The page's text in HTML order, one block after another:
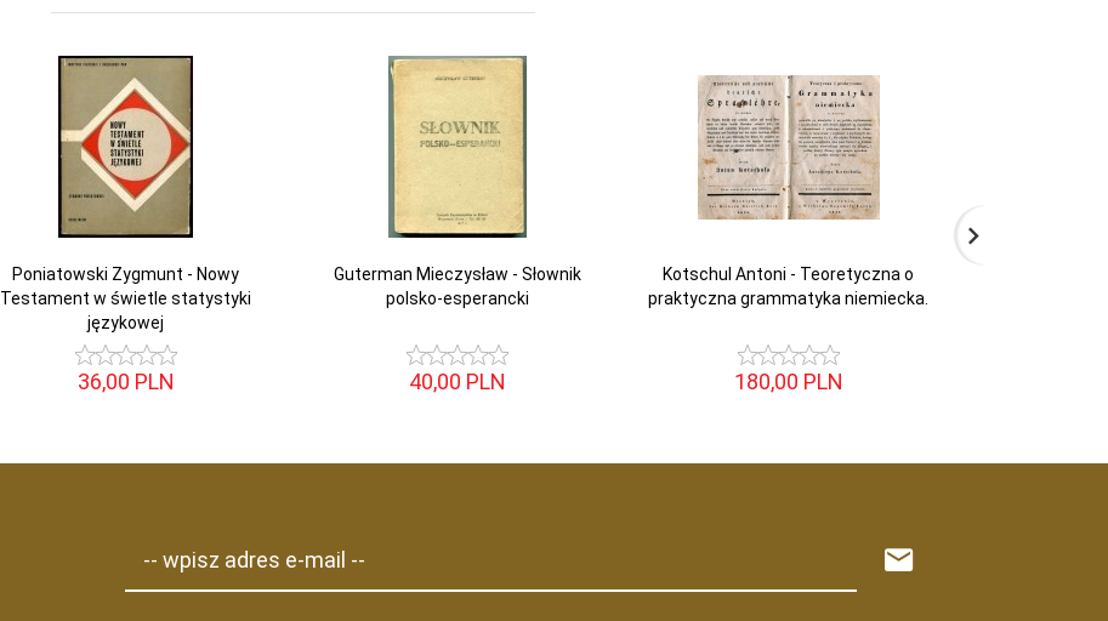
Poniatowski Zygmunt - Nowy
Testament w świetle statystyki
językowej
36,00 PLN
Guterman Mieczysław - Słownik
polsko-esperancki
40,00 PLN
Kotschul Antoni - Teoretyczna o
praktyczna grammatyka niemiecka.
180,00 PLN
-- wpisz adres e-mail --